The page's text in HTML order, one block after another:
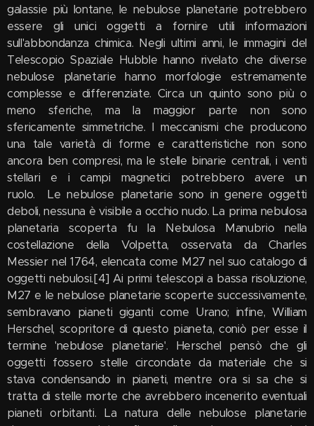
galassie più lontane, le nebulose planetarie potrebbero
essere gli unici oggetti a fornire utili informazioni
sull'abbondanza chimica. Negli ultimi anni, le immagini del
Telescopio Spaziale Hubble hanno rivelato che diverse
nebulose planetarie hanno morfologie estremamente
complesse e differenziate. Circa un quinto sono più o
meno sferiche, ma la maggior parte non sono
sfericamente simmetriche. I meccanismi che producono
una tale varietà di forme e caratteristiche non sono
ancora ben compresi, ma le stelle binarie centrali, i venti
stellari e i campi magnetici potrebbero avere un
ruolo. Le nebulose planetarie sono in genere oggetti
deboli, nessuna è visibile a occhio nudo. La prima nebulosa
planetaria scoperta fu la Nebulosa Manubrio nella
costellazione della Volpetta, osservata da Charles
Messier nel 1764, elencata come M27 nel suo catalogo di
oggetti nebulosi.[4] Ai primi telescopi a bassa risoluzione,
M27 e le nebulose planetarie scoperte successivamente,
sembravano pianeti giganti come Urano; infine, William
Herschel, scopritore di questo pianeta, coniò per esse il
termine 'nebulose planetarie'. Herschel pensò che gli
oggetti fossero stelle circondate da materiale che si
stava condensando in pianeti, mentre ora si sa che si
tratta di stelle morte che avrebbero incenerito eventuali
pianeti orbitanti. La natura delle nebulose planetarie